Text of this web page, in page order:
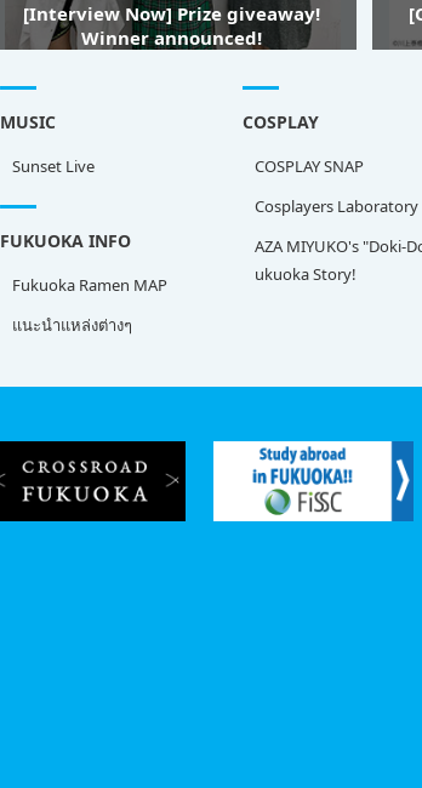
[Interview Now] Prize giveaway!
Winner announced!
MUSIC
Sunset Live
COSPLAY
COSPLAY SNAP
Cosplayers Laboratory
AZA MIYUKO's "Doki-
ukuoka Story!
FUKUOKA INFO
Fukuoka Ramen MAP
แนะนำแหล่งต่างๆ